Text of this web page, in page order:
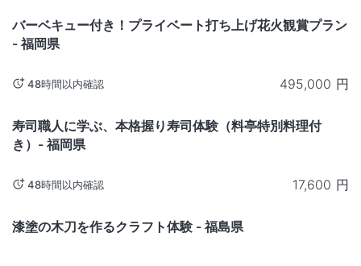
バーベキュー付き！プライベート打ち上げ花火観賞プラン
- 福岡県
48時間以内確認 495,000 円
寿司職人に学ぶ、本格握り寿司体験（料亭特別料理付
き）- 福岡県
48時間以内確認 17,600 円
漆塗の木刀を作るクラフト体験 - 福島県